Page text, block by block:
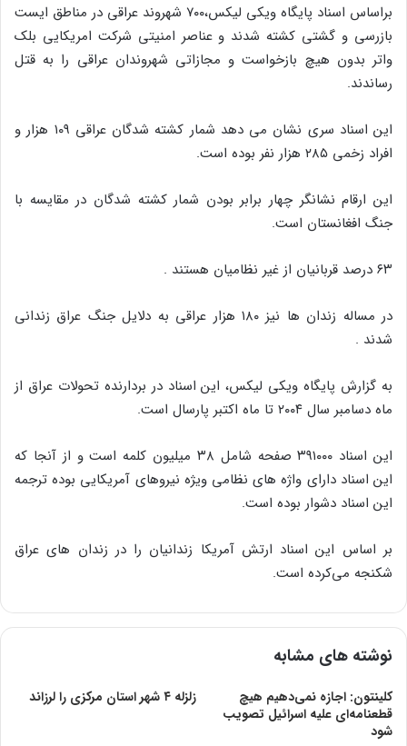
براساس اسناد پایگاه ویکی لیکس،۷۰۰ شهروند عراقی در مناطق ایست
بازرسی و گشتی کشته شدند و عناصر امنیتی شرکت امریکایی بلک
واتر بدون هیچ بازخواست و مجازاتی شهروندان عراقی را به قتل
رساندند.
این اسناد سری نشان می دهد شمار کشته شدگان عراقی ۱۰۹ هزار و
افراد زخمی ۲۸۵ هزار نفر بوده است.
این ارقام نشانگر چهار برابر بودن شمار کشته شدگان در مقایسه با
جنگ افغانستان است.
۶۳ درصد قربانیان از غیر نظامیان هستند .
در مساله زندان ها نیز ۱۸۰ هزار عراقی به دلایل جنگ عراق زندانی
شدند .
به گزارش پایگاه ویکی لیکس، این اسناد در بردارنده تحولات عراق از
ماه دسامبر سال ۲۰۰۴ تا ماه اکتبر پارسال است.
این اسناد ۳۹۱۰۰۰ صفحه شامل ۳۸ میلیون کلمه است و از آنجا که
این اسناد دارای واژه های نظامی ویژه نیروهای آمریکایی بوده ترجمه
این اسناد دشوار بوده است.
بر اساس این اسناد ارتش آمریکا زندانیان را در زندان های عراق
شکنجه می‌کرده است.
نوشته های مشابه
کلینتون: اجازه نمی‌دهیم هیچ
قطعنامه‌ای علیه اسرائیل تصویب
شود
زلزله ۴ شهر استان مرکزی را لرزاند